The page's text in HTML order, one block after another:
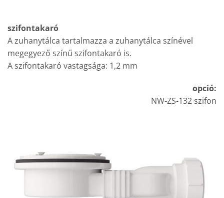
szifontakaró
A zuhanytálca tartalmazza a zuhanytálca színével
megegyező színű szifontakaró is.
A szifontakaró vastagsága: 1,2 mm
opció:
NW-ZS-132 szifon